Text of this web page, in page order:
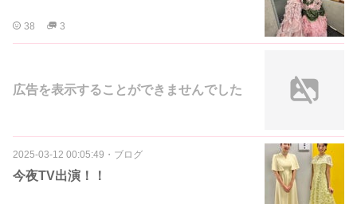
38 3
広告を表示することができませんでした
2025-03-12 00:05:49 ・ ブログ
今夜TV出演！！